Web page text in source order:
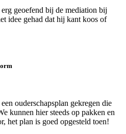
geoefend bij de mediation bij
idee gehad dat hij kant koos of
ouderschapsplan gekregen die
kunnen hier steeds op pakken en
het plan is goed opgesteld toen!